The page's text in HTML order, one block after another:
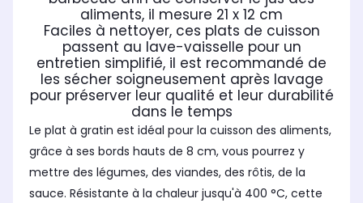
aliments, il mesure 21 x 12 cm
Faciles à nettoyer, ces plats de cuisson
passent au lave-vaisselle pour un
entretien simplifié, il est recommandé de
les sécher soigneusement après lavage
pour préserver leur qualité et leur durabilité
dans le temps
Le plat à gratin est idéal pour la cuisson des aliments,
grâce à ses bords hauts de 8 cm, vous pourrez y
mettre des légumes, des viandes, des rôtis, de la
sauce. Résistante à la chaleur jusqu'à 400 °C, cette